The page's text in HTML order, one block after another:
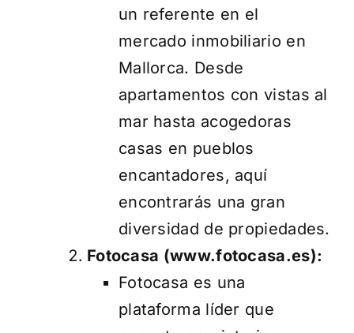
un referente en el
mercado inmobiliario en
Mallorca. Desde
apartamentos con vistas al
mar hasta acogedoras
casas en pueblos
encantadores, aquí
encontrarás una gran
diversidad de propiedades.
Fotocasa (www.fotocasa.es):
Fotocasa es una
plataforma líder que